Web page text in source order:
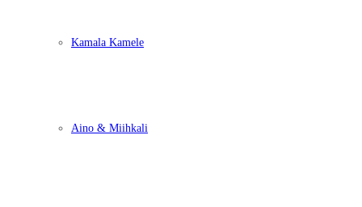
Kamala Kamele
Aino & Miihkali